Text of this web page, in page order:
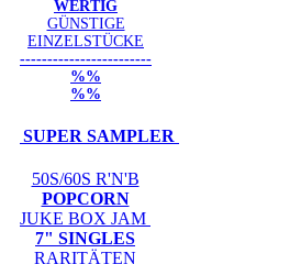
WERTIG
GÜNSTIGE
EINZELSTÜCKE
------------------------
%%
%%
SUPER SAMPLER
50S/60S R'N'B
POPCORN
JUKE BOX JAM
7" SINGLES
RARITÄTEN